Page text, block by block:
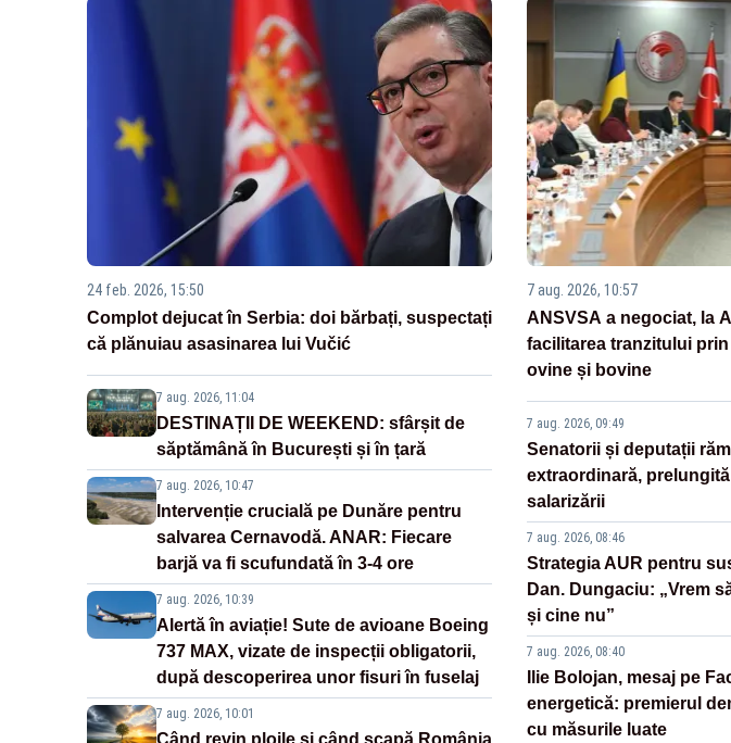
24 feb. 2026, 15:50
Complot dejucat în Serbia: doi bărbați, suspectați
că plănuiau asasinarea lui Vučić
7 aug. 2026, 11:04
DESTINAȚII DE WEEKEND: sfârșit de
săptămână în București și în țară
7 aug. 2026, 10:47
Intervenție crucială pe Dunăre pentru
salvarea Cernavodă. ANAR: Fiecare
barjă va fi scufundată în 3-4 ore
7 aug. 2026, 10:39
Alertă în aviație! Sute de avioane Boeing
737 MAX, vizate de inspecții obligatorii,
după descoperirea unor fisuri în fuselaj
7 aug. 2026, 10:01
Când revin ploile și când scapă România
7 aug. 2026, 10:57
ANSVSA a negociat, la
facilitarea tranzitului
ovine și bovine
7 aug. 2026, 09:49
Senatorii și deputații
extraordinară,
salarizării
7 aug. 2026, 08:46
Strategia AUR pentru
Dan. Dungaciu: „Vrem
și cine nu”
7 aug. 2026, 08:40
Ilie Bolojan, mesaj pe
energetică: premierul
cu măsurile luate